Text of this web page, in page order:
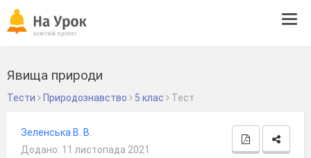
Явища природи
Тести Природознавство 5 клас Тест
Зеленська В. В.
Додано: 11 листопада 2021